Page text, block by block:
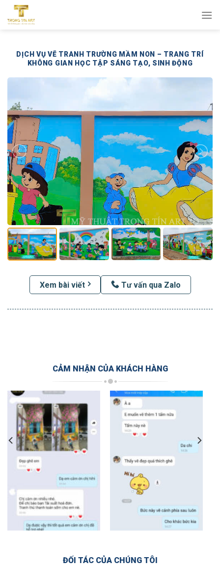
qua
DỊCH VỤ VẼ TRANH TRƯỜNG MẦM NON – TRANG TRÍ
KHÔNG GIAN HỌC TẬP SÁNG TẠO, SINH ĐỘNG
Xem bài viết Tư vấn qua Zalo
CẢM NHẬN CỦA KHÁCH HÀNG
ĐỐI TÁC CỦA CHÚNG TÔI